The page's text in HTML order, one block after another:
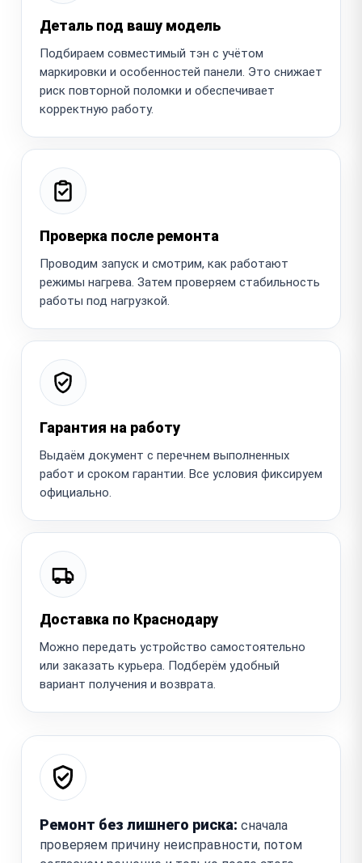
Деталь под вашу модель
Подбираем совместимый тэн с учётом
маркировки и особенностей панели. Это снижает
риск повторной поломки и обеспечивает
корректную работу.
Проверка после ремонта
Проводим запуск и смотрим, как работают
режимы нагрева. Затем проверяем стабильность
работы под нагрузкой.
Гарантия на работу
Выдаём документ с перечнем выполненных
работ и сроком гарантии. Все условия фиксируем
официально.
Доставка по Краснодару
Можно передать устройство самостоятельно
или заказать курьера. Подберём удобный
вариант получения и возврата.
Ремонт без лишнего риска: сначала
проверяем причину неисправности, потом